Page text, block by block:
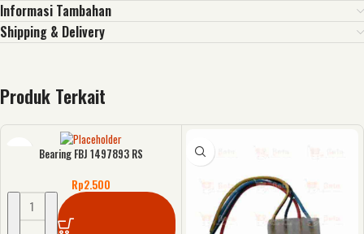
Informasi Tambahan
Shipping & Delivery
Produk Terkait
Bearing FBJ 1497893 RS
Rp2.500